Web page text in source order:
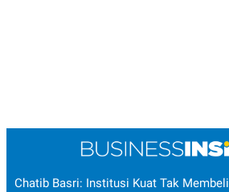
Chatib Basri: Institusi Kuat Tak Membeli